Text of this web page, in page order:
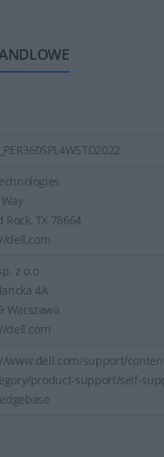
Rock, TX 78664
dell.com
z o.o
4A
Warszawa
dell.com
www.dell.com/support/
product-support/self-